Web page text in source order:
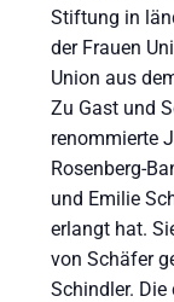
Stiftung in
der Frauen
Union aus
Zu Gast und
renommierte
Rosenberg-
und Emilie
erlangt hat.
von Schäfer
Schindler.